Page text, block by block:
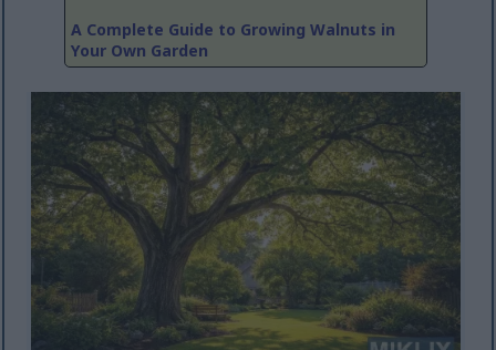
A Complete Guide to Growing Walnuts in
Your Own Garden